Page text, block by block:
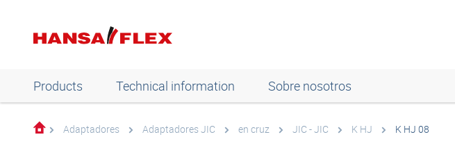
Products Technical information Sobre nosotros
Adaptadores Adaptadores JIC en cruz JIC - JIC K HJ K HJ 08